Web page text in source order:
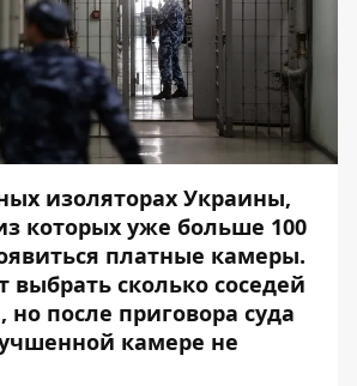
изоляторах Украины,
которых уже больше 100
платные камеры.
сколько соседей
но после приговора суда
камере не